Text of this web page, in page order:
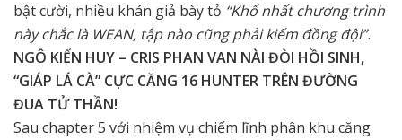
bật cười, nhiều khán giả bày tỏ “Khổ nhất chương trình
này chắc là WEAN, tập nào cũng phải kiếm đồng đội”.
NGÔ KIẾN HUY – CRIS PHAN VAN NÀI ĐÒI HỒI SINH,
“GIÁP LÁ CÀ” CỰC CĂNG 16 HUNTER TRÊN ĐƯỜNG
ĐUA TỬ THẦN!
Sau chapter 5 với nhiệm vụ chiếm lĩnh phân khu căng